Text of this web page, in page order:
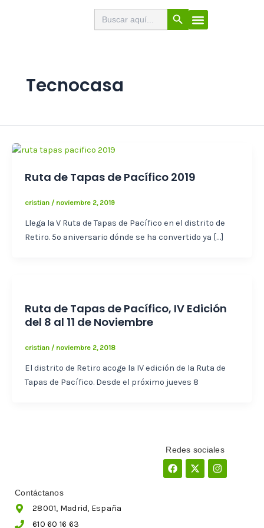
Menú
Buscar: Botón de búsqueda
Tecnocasa
Ruta de Tapas de Pacífico 2019
cristian / noviembre 2, 2019
Llega la V Ruta de Tapas de Pacífico en el distrito de
Retiro. 5º aniversario dónde se ha convertido ya […]
Ruta de Tapas de Pacífico, IV Edición
del 8 al 11 de Noviembre
cristian / noviembre 2, 2018
El distrito de Retiro acoge la IV edición de la Ruta de
Tapas de Pacífico. Desde el próximo jueves 8
Redes sociales
Facebook
X-
twitter
Instagram
Contáctanos
28001, Madrid, España
610 60 16 63